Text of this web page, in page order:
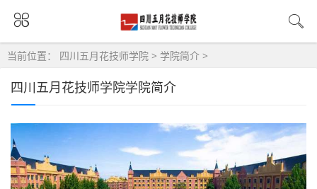
当前位置： 四川五月花技师学院 > 学院简介 >
四川五月花技师学院学院简介